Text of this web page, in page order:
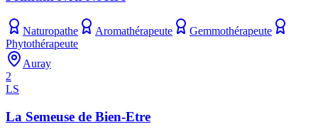
Naturopathe Aromathérapeute
Gemmothérapeute
Phytothérapeute
Auray
2
LS
La Semeuse de Bien-Etre